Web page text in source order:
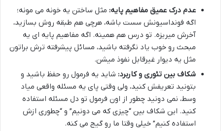
عدم درک عمیق مفاهیم پایه: مثل ساختن یه خونه می مونه؛
اگه فونداسیونش سست باشه، هرچی هم طبقه روش بسازید،
آخرش میریزه. تو درس هم همینه. اگه مفاهیم پایه ای یه
مبحث رو خوب یاد نگرفته باشید، مسائل پیشرفته ترش براتون
مثل یه دیوار غیرقابل نفوذ میشن.
شکاف بین تئوری و کاربرد: شاید یه فرمول رو حفظ باشید و
بتونید تعریفش کنید، ولی وقتی پای یه مسئله واقعی میاد
وسط، نمی دونید چطور از اون فرمول تو دل مسئله استفاده
کنید. این شکاف بین “چیزی که می دونیم” و “چطوری ازش
استفاده کنیم” خیلی وقتا ما رو گیج می کنه.